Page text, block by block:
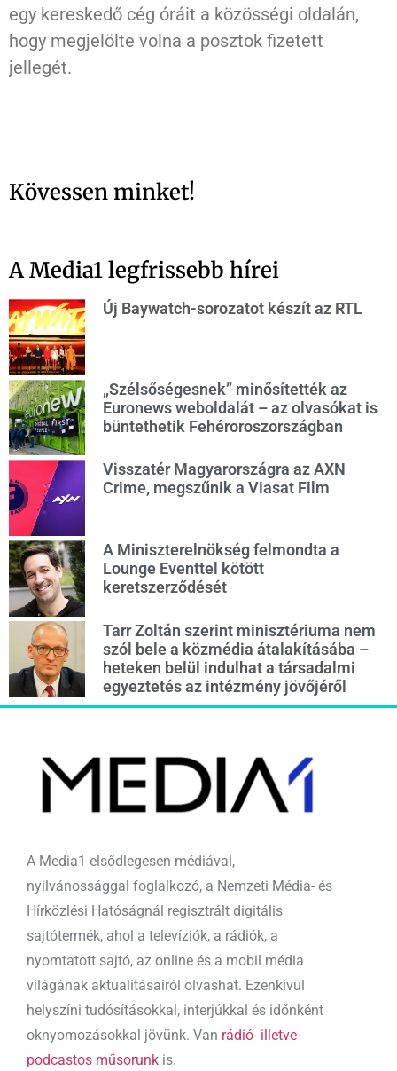
egy kereskedő cég óráit a közösségi oldalán,
hogy megjelölte volna a posztok fizetett
jellegét.
Kövessen minket!
A Media1 legfrissebb hírei
Új Baywatch-sorozatot készít az RTL
„Szélsőségesnek” minősítették az
Euronews weboldalát – az olvasókat is
büntethetik Fehéroroszországban
Visszatér Magyarországra az AXN
Crime, megszűnik a Viasat Film
A Miniszterelnökség felmondta a
Lounge Eventtel kötött
keretszerződését
Tarr Zoltán szerint minisztériuma nem
szól bele a közmédia átalakításába –
heteken belül indulhat a társadalmi
egyeztetés az intézmény jövőjéről
A Media1 elsődlegesen médiával,
nyilvánossággal foglalkozó, a Nemzeti Média- és
Hírközlési Hatóságnál regisztrált digitális
sajtótermék, ahol a televíziók, a rádiók, a
nyomtatott sajtó, az online és a mobil média
világának aktualitásairól olvashat. Ezenkívül
helyszíni tudósításokkal, interjúkkal és időnként
oknyomozásokkal jövünk. Van rádió- illetve
podcastos műsorunk is.